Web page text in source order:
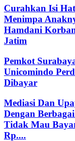
Curahkan Isi
Menimpa
Hamdani
Jatim
Pemkot
Unicomindo
Dibayar
Mediasi Dan
Dengan
Tidak Mau
Rp....